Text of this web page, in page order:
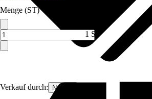
Verkauf durch: Nomita
Menge (ST)
1 ST